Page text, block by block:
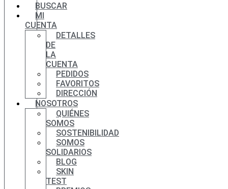
BUSCAR
MI
CUENTA
DETALLES
DE
LA
CUENTA
PEDIDOS
FAVORITOS
DIRECCIÓN
NOSOTROS
QUIÉNES
SOMOS
SOSTENIBILIDAD
SOMOS
SOLIDARIOS
BLOG
SKIN
TEST